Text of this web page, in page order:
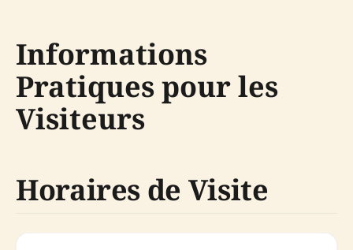
Informations
Pratiques pour les
Visiteurs
Horaires de Visite